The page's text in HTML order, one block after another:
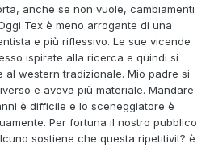
anche se non vuole, cambiamenti
Tex è meno arrogante di una
e più riflessivo. Le sue vicende
ispirate alla ricerca e quindi si
al western tradizionale. Mio padre si
e aveva più materiale. Mandare
è difficile e lo sceneggiatore è
Per fortuna il nostro pubblico
sostiene che questa ripetitivit? è